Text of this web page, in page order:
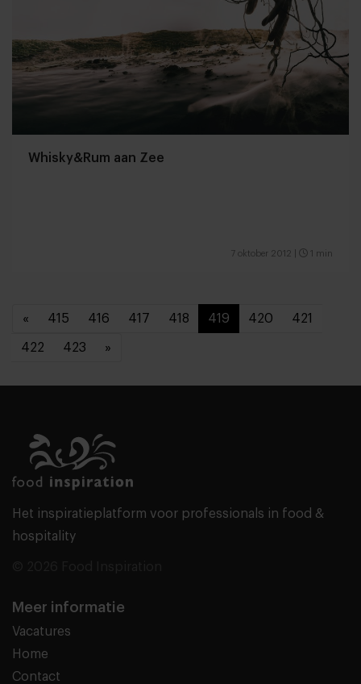
Whisky&Rum aan Zee
7 oktober 2012 1 min
« 415 416 417 418 419 420 421
422 423 »
Het inspiratieplatform voor professionals in food &
hospitality
Meer informatie
Vacatures
Home
Contact